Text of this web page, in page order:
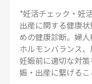
*妊活チェック・妊
出産に関する健康
めの健康診断。婦人
ホルモンバランス、
妊娠前に適切な対
娠・出産に繋げるこ